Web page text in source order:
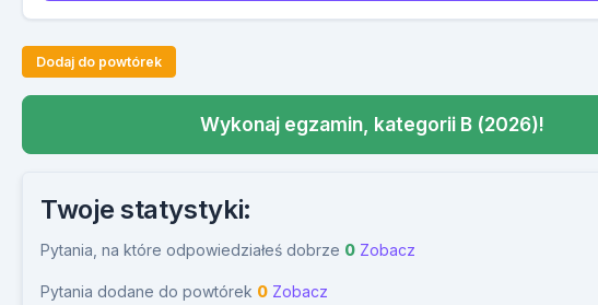
Dodaj do powtórek
Wykonaj egzamin, kategorii B (2026)!
Twoje statystyki:
Pytania, na które odpowiedziałeś dobrze 0 Zobacz
Pytania dodane do powtórek 0 Zobacz